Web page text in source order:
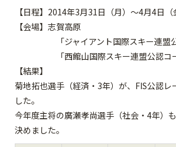
【日程】2014年3月31日（月）～4月4日（
【会場】志賀高原
「ジャイアント国際スキー連盟公
「西館山国際スキー連盟公認コー
【結果】
菊地拓也選手（経済・3年）が、FIS公認レ
した。
今年度主将の廣瀬孝尚選手（社会・4年）
決めました。